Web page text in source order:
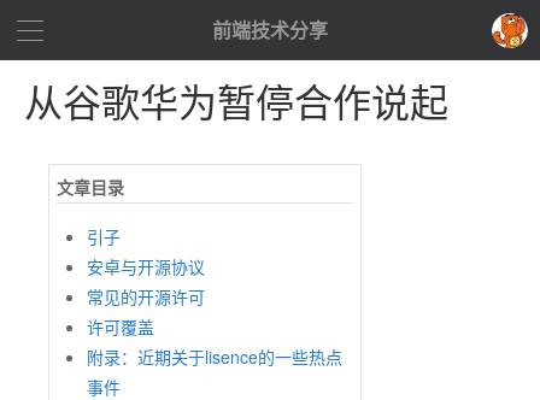
前端技术分享
从谷歌华为暂停合作说起
引子
安卓与开源协议
常见的开源许可
许可覆盖
附录：近期关于lisence的一些热点
事件